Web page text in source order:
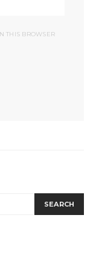
THIS BROWSER
SEARCH